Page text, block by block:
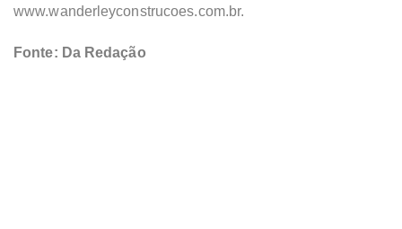
www.wanderleyconstrucoes.com.br.
Fonte: Da Redação